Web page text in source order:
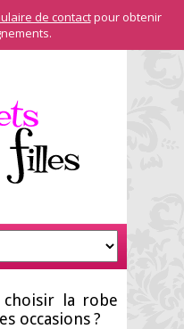
de contactpour obtenir
choisir la robe
occasions ?